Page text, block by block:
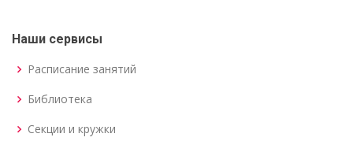
Наши сервисы
Расписание занятий
Библиотека
Секции и кружки